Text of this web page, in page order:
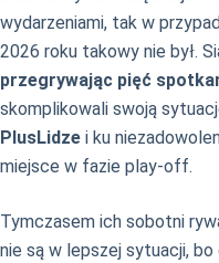
wydarzeniami, tak w
2026 roku takowy nie był.
przegrywając pięć
skomplikowali swoją
PlusLidze i ku
miejsce w fazie play-off.
Tymczasem ich sobotni
nie są w lepszej sytuacji,